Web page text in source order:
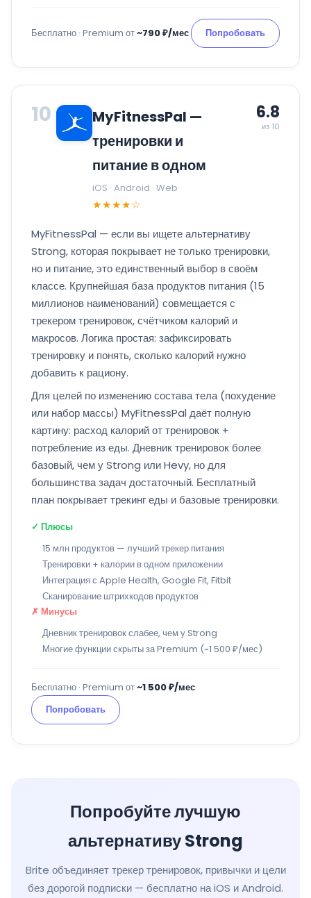
Бесплатно · Premium от~790 ₽/мес Попробовать
10
MyFitnessPal —
тренировки и
питание в одном
iOS · Android · Web
★★★★☆
6.8
из 10
MyFitnessPal — если вы ищете альтернативу
Strong, которая покрывает не только тренировки,
но и питание, это единственный выбор в своём
классе. Крупнейшая база продуктов питания (15
миллионов наименований) совмещается с
трекером тренировок, счётчиком калорий и
макросов. Логика простая: зафиксировать
тренировку и понять, сколько калорий нужно
добавить к рациону.
Для целей по изменению состава тела (похудение
или набор массы) MyFitnessPal даёт полную
картину: расход калорий от тренировок +
потребление из еды. Дневник тренировок более
базовый, чем у Strong или Hevy, но для
большинства задач достаточный. Бесплатный
план покрывает трекинг еды и базовые тренировки.
✓ Плюсы
15 млн продуктов — лучший трекер питания
Тренировки + калории в одном приложении
Интеграция с Apple Health, Google Fit, Fitbit
Сканирование штрихкодов продуктов
✗ Минусы
Дневник тренировок слабее, чем у Strong
Многие функции скрыты за Premium (~1 500 ₽/мес)
Бесплатно · Premium от~1 500 ₽/мес
Попробовать
Попробуйте лучшую
альтернативу Strong
Brite объединяет трекер тренировок, привычки и цели
без дорогой подписки — бесплатно на iOS и Android.